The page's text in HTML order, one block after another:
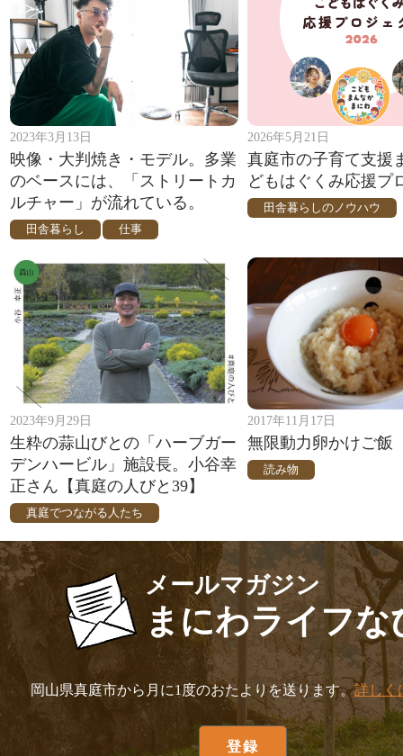
2023年3月13日
映像・大判焼き・モデル。多業
のベースには、「ストリートカ
ルチャー」が流れている。
田舎暮らし 仕事
2026年5月21日
真庭市の子育て支援
どもはぐくみ応援プ
田舎暮らしのノウハウ
2023年9月29日
生粋の蒜山びとの「ハーブガー
デンハービル」施設長。小谷幸
正さん【真庭の人びと39】
真庭でつながる人たち
2017年11月17日
無限動力卵かけご飯
読み物
メールマガジン
まにわライフな
岡山県真庭市から月に1度のおたよりを送ります。詳しく